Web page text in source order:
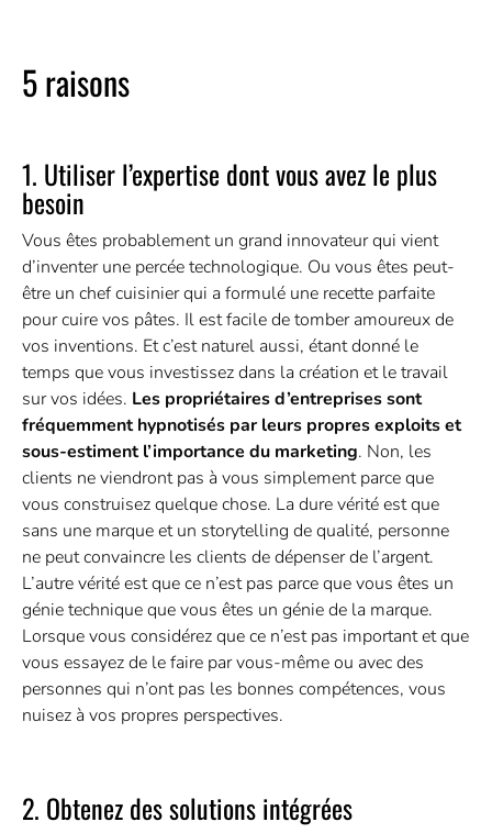
5 raisons
1. Utiliser l’expertise dont vous avez le plus
besoin
Vous êtes probablement un grand innovateur qui vient
d’inventer une percée technologique. Ou vous êtes peut-
être un chef cuisinier qui a formulé une recette parfaite
pour cuire vos pâtes. Il est facile de tomber amoureux de
vos inventions. Et c’est naturel aussi, étant donné le
temps que vous investissez dans la création et le travail
sur vos idées. Les propriétaires d’entreprises sont
fréquemment hypnotisés par leurs propres exploits et
sous-estiment l’importance du marketing. Non, les
clients ne viendront pas à vous simplement parce que
vous construisez quelque chose. La dure vérité est que
sans une marque et un storytelling de qualité, personne
ne peut convaincre les clients de dépenser de l’argent.
L’autre vérité est que ce n’est pas parce que vous êtes un
génie technique que vous êtes un génie de la marque.
Lorsque vous considérez que ce n’est pas important et que
vous essayez de le faire par vous-même ou avec des
personnes qui n’ont pas les bonnes compétences, vous
nuisez à vos propres perspectives.
2. Obtenez des solutions intégrées